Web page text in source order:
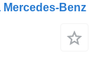
Mercedes-Benz